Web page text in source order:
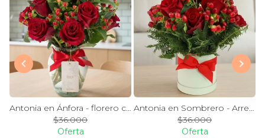
Antonia en Ánfora - florero con 9 rosas rojo e hypericum
$36.000
Oferta
Antonia en Sombrero - Arreglo 9 rosas rojo e hypericum
$36.000
Oferta